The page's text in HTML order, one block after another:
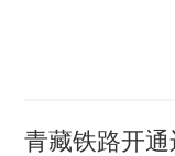
青藏铁路开